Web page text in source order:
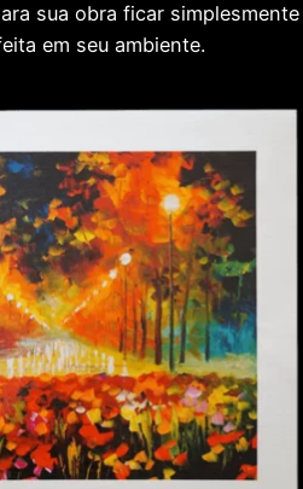
sua obra ficar simplesmente
em seu ambiente.